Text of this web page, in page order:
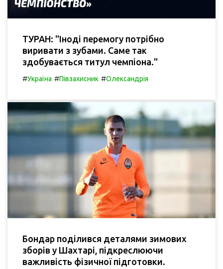
ТУРАН: "Іноді перемогу потрібно
виривати з зубами. Саме так
здобувається титул чемпіона."
#Україна #Півзахисник #Олександрія
Бондар поділився деталями зимових
зборів у Шахтарі, підкреслюючи
важливість фізичної підготовки.